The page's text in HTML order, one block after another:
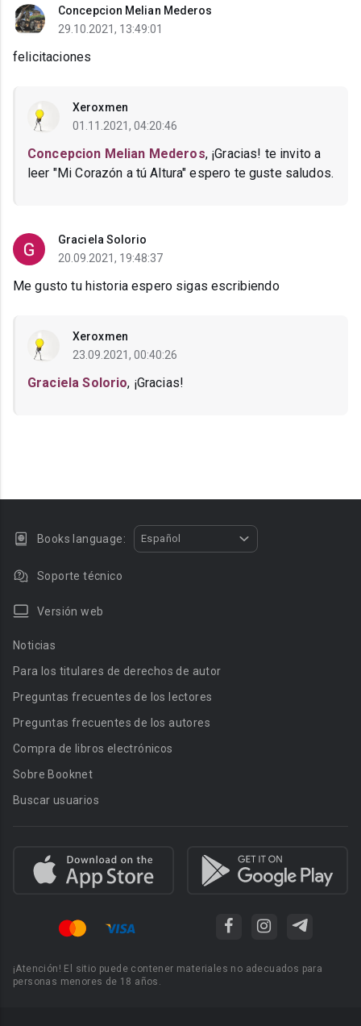
Concepcion Melian Mederos
29.10.2021, 13:49:01
felicitaciones
Xeroxmen
01.11.2021, 04:20:46
Concepcion Melian Mederos, ¡Gracias! te invito a
leer "Mi Corazón a tú Altura" espero te guste saludos.
Graciela Solorio
20.09.2021, 19:48:37
Me gusto tu historia espero sigas escribiendo
Xeroxmen
23.09.2021, 00:40:26
Graciela Solorio, ¡Gracias!
Books language: Español
Soporte técnico
Versión web
Noticias
Para los titulares de derechos de autor
Preguntas frecuentes de los lectores
Preguntas frecuentes de los autores
Compra de libros electrónicos
Sobre Booknet
Buscar usuarios
¡Atención! El sitio puede contener materiales no adecuados para
personas menores de 18 años.